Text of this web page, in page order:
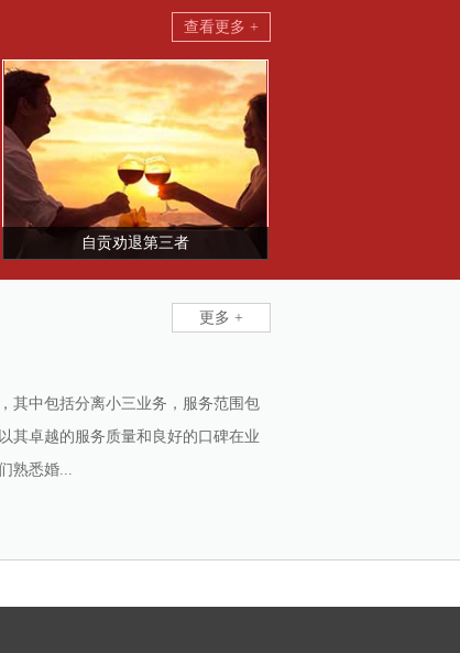
查看更多 +
自贡劝退第三者
更多 +
其中包括分离小三业务，服务范围包
其卓越的服务质量和良好的口碑在业
熟悉婚...